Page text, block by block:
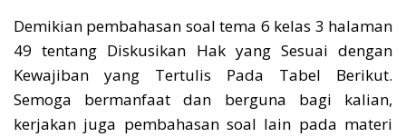
Demikian pembahasan soal tema 6 kelas 3 halaman
49 tentang Diskusikan Hak yang Sesuai dengan
Kewajiban yang Tertulis Pada Tabel Berikut.
Semoga bermanfaat dan berguna bagi kalian,
kerjakan juga pembahasan soal lain pada materi